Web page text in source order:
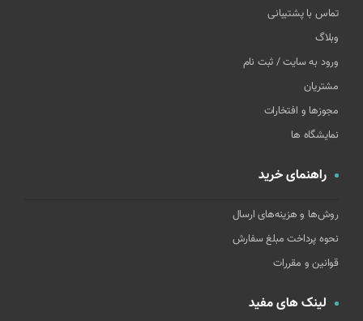
تماس با پشتیبانی
وبلاگ
ورود به سایت / ثبت نام
مشتریان
مجوزها و افتخارات
نمایشگاه ها
راهنمای خرید
روش‌ها و هزینه‌های ارسال
نحوه پرداخت مبلغ سفارش
قوانین و مقررات
لینک های مفید